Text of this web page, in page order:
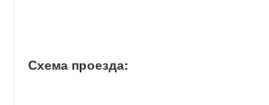
Схема проезда: